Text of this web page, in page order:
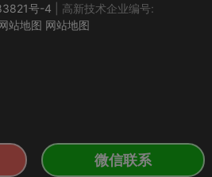
号-4 | 高新技术企业编号:
站地图 网站地图
微信联系